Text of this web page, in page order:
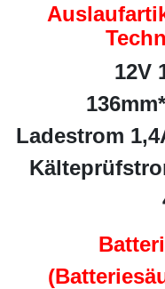
12V
Ladestrom